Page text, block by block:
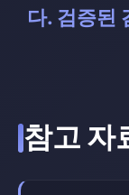
다. 검증된
참고 자